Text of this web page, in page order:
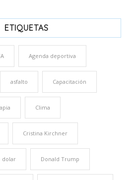
ETIQUETAS
Agenda deportiva
asfalto Capacitación
Clima
Cristina Kirchner
dolar Donald Trump